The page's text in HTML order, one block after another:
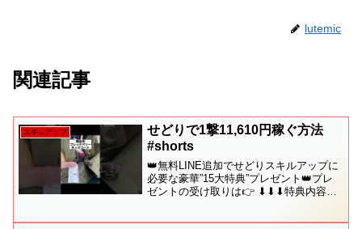
lutemic
関連記事
スキルアップ
せどりで1撃11,610円稼ぐ方法
#shorts
👑無料LINE追加でせどりスキルアップに
必要な豪華”15大特典”プレゼント👑プレ
ゼントの受け取りは👉 ⬇︎⬇︎⬇︎特典内容の